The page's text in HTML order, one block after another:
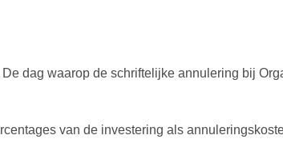
dag waarop de schriftelijke annulering bij
van de investering als